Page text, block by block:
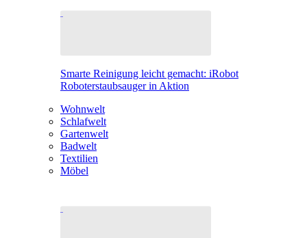
Smarte Reinigung leicht gemacht: iRobot
Roboterstaubsauger in Aktion
Wohnwelt
Schlafwelt
Gartenwelt
Badwelt
Textilien
Möbel